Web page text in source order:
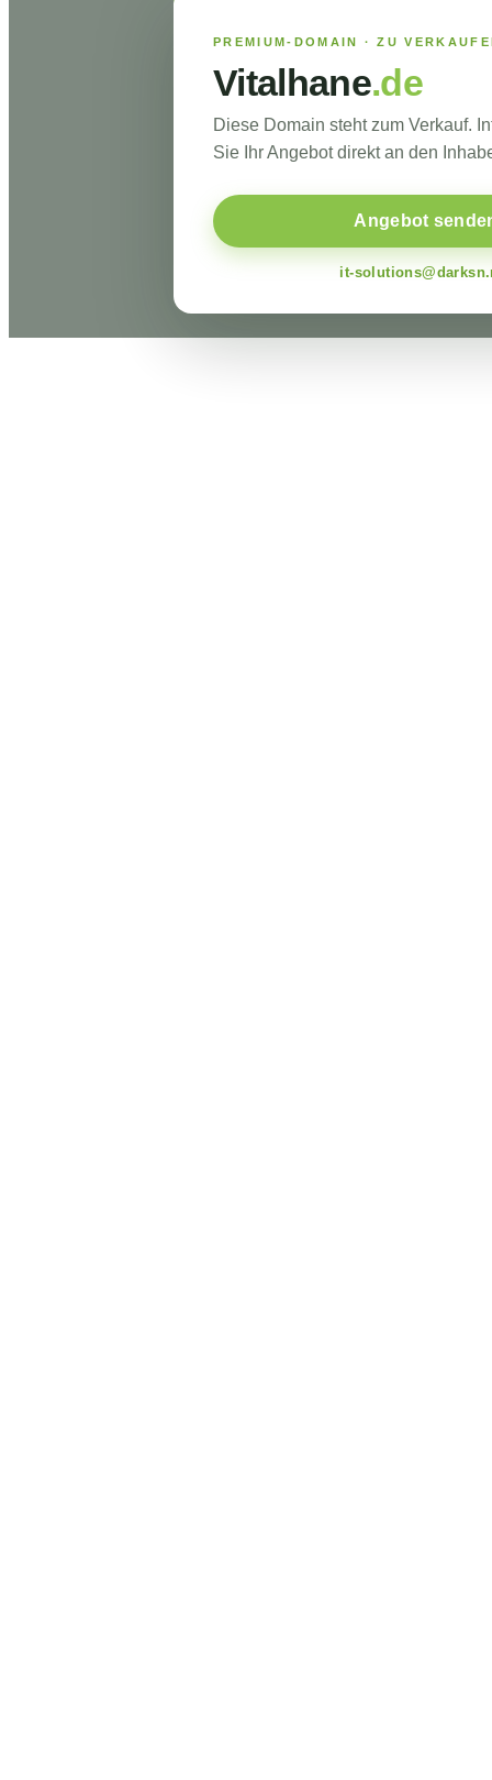
PREMIUM-DOMAIN · ZU
Vitalhane.de
Diese Domain steht zum Verkauf.
Sie Ihr Angebot direkt an den
Angebot
it-